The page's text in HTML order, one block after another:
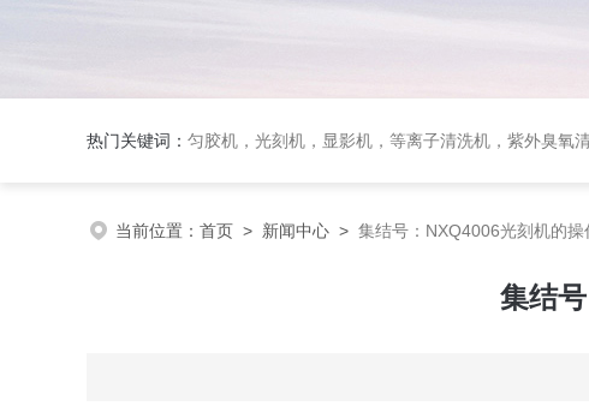
热门关键词： 匀胶机，光刻机，显影机，等离子清洗机，紫外臭氧清
当前位置： 首页 > 新闻中心 > 集结号：NXQ4006光刻机的
集结